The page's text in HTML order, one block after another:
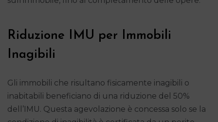
Riduzione IMU per Immobili
Inagibili
Gli immobili che risultano fisicamente inagibili o
inabitabili beneficiano di una riduzione del 50%
dell’IMU. Questa agevolazione è concessa solo se la